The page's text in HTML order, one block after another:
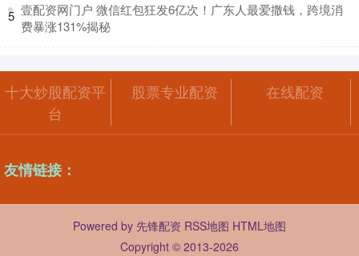
5 ​壹配资网门户 微信红包狂发6亿次！广东人最爱撒钱，跨境消
费暴涨131%揭秘
十大炒股配资平
台
股票专业配资 在线配资
友情链接：
Powered by 先锋配资 RSS地图 HTML地图
Copyright © 2013-2026